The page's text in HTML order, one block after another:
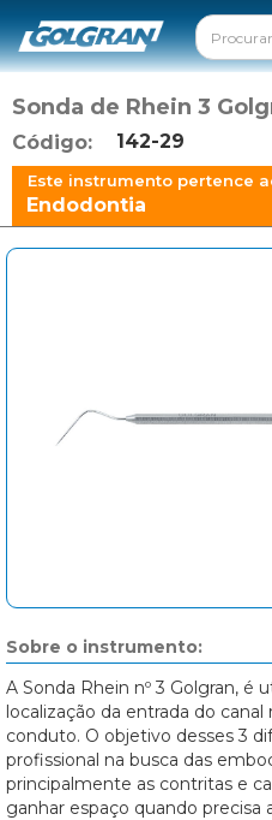
Sonda de Rhein 3
Código: 142-29
Este instrumento pertence
Endodontia
Sobre o instrumento:
A Sonda Rhein nº 3 Golgran, é
localização da entrada do canal
conduto. O objetivo desses 3
profissional na busca das
principalmente as contritas e
ganhar espaço quando precisa